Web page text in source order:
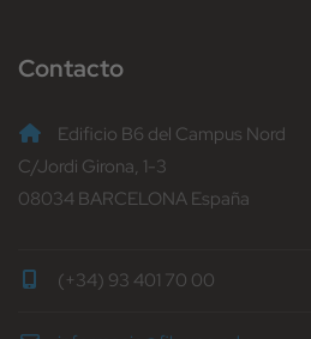
Contacto
Edificio B6 del Campus Nord
C/Jordi Girona, 1-3
08034 BARCELONA España
(+34) 93 401 70 00